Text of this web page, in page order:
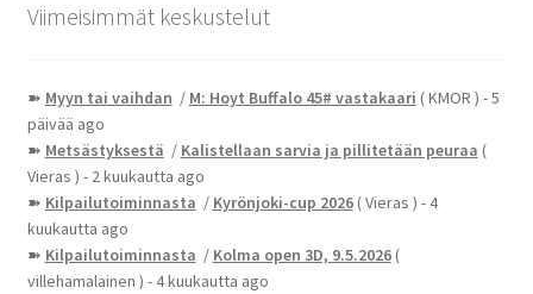
Viimeisimmät keskustelut
➽ Myyn tai vaihdan / M: Hoyt Buffalo 45# vastakaari ( KMOR ) - 5
päivää ago
➽ Metsästyksestä / Kalistellaan sarvia ja pillitetään peuraa (
Vieras ) - 2 kuukautta ago
➽ Kilpailutoiminnasta / Kyrönjoki-cup 2026( Vieras ) - 4
kuukautta ago
➽ Kilpailutoiminnasta / Kolma open 3D, 9.5.2026(
villehamalainen ) - 4 kuukautta ago